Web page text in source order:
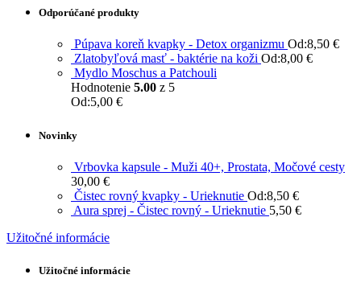
Odporúčané produkty
Púpava koreň kvapky - Detox organizmu Od:8,50 €
Zlatobyľová masť - baktérie na koži Od:8,00 €
Mydlo Moschus a Patchouli
Hodnotenie 5.00 z 5
Od:5,00 €
Novinky
Vrbovka kapsule - Muži 40+, Prostata, Močové cesty
30,00 €
Čistec rovný kvapky - Urieknutie Od:8,50 €
Aura sprej - Čistec rovný - Urieknutie 5,50 €
Užitočné informácie
Užitočné informácie